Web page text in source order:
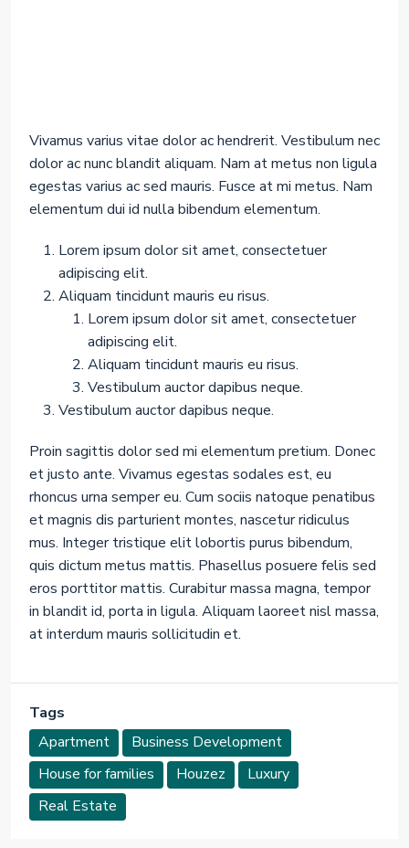
Vivamus varius vitae dolor ac hendrerit. Vestibulum nec
dolor ac nunc blandit aliquam. Nam at metus non ligula
egestas varius ac sed mauris. Fusce at mi metus. Nam
elementum dui id nulla bibendum elementum.
Lorem ipsum dolor sit amet, consectetuer
adipiscing elit.
Aliquam tincidunt mauris eu risus.
Lorem ipsum dolor sit amet, consectetuer
adipiscing elit.
Aliquam tincidunt mauris eu risus.
Vestibulum auctor dapibus neque.
Vestibulum auctor dapibus neque.
Proin sagittis dolor sed mi elementum pretium. Donec
et justo ante. Vivamus egestas sodales est, eu
rhoncus urna semper eu. Cum sociis natoque penatibus
et magnis dis parturient montes, nascetur ridiculus
mus. Integer tristique elit lobortis purus bibendum,
quis dictum metus mattis. Phasellus posuere felis sed
eros porttitor mattis. Curabitur massa magna, tempor
in blandit id, porta in ligula. Aliquam laoreet nisl massa,
at interdum mauris sollicitudin et.
Tags
Apartment
Business Development
House for families
Houzez
Luxury
Real Estate